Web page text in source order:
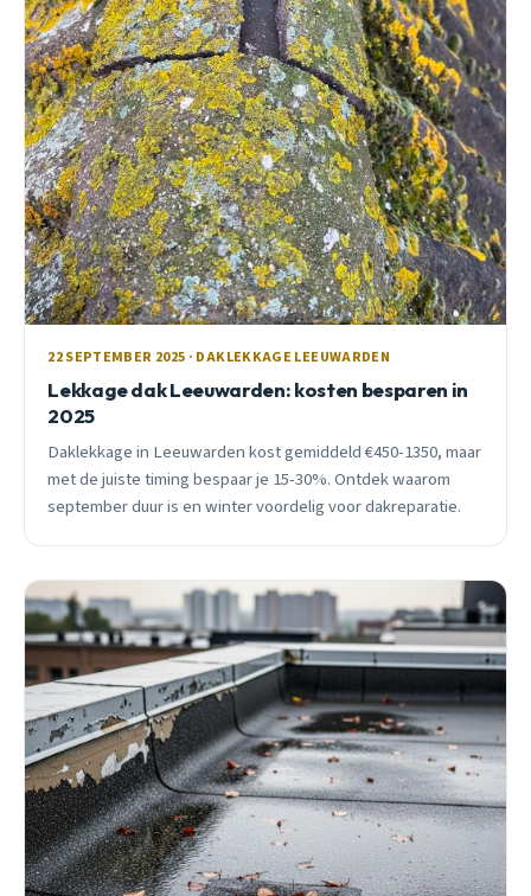
22 SEPTEMBER 2025 · DAKLEKKAGE LEEUWARDEN
Lekkage dak Leeuwarden: kosten besparen in
2025
Daklekkage in Leeuwarden kost gemiddeld €450-1350, maar
met de juiste timing bespaar je 15-30%. Ontdek waarom
september duur is en winter voordelig voor dakreparatie.